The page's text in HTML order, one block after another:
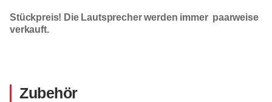
Stückpreis! Die Lautsprecher werden immer paarweise
verkauft.
Zubehör